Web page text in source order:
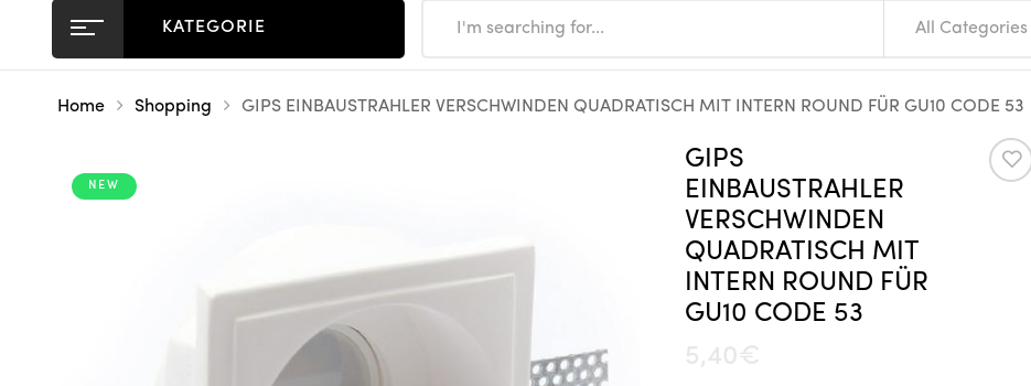
KATEGORIE All Categories
Home Shopping GIPS EINBAUSTRAHLER VERSCHWINDEN QUADRATISCH MIT INTERN ROUND FÜR GU10 CODE 53
NEW
GIPS
EINBAUSTRAHLER
VERSCHWINDEN
QUADRATISCH MIT
INTERN ROUND FÜR
GU10 CODE 53